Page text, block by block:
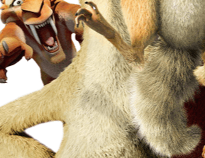
вертолете, и бесплатно покажет кино:))))) Мультик
виду.. К сожалению, день рождения, только раз в
inwardness
Советские мультфильмы воспитывали,
Пусть они и были менее красочные чем
важнее ярких красок и мишуры!
OLEGWOLCOW
мне уже сорок , а смотрю с удовольствием.